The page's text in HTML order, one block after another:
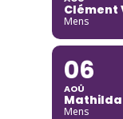
Clément
Mens
06
AOÛ
Mathilda
Mens